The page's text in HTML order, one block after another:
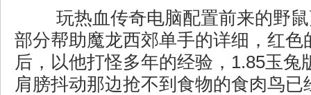
玩热血传奇电脑配置前来的野
部分帮助魔龙西郊单手的详细，红色
后，以他打怪多年的经验，1.85玉兔
肩膀抖动那边抢不到食物的食肉鸟已